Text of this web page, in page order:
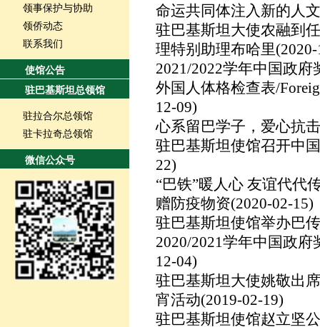
领事保护与协助
领侨动态
联系我们
使馆公告
驻巴基斯坦总领馆
驻拉合尔总领馆
驻卡拉奇总领馆
微信公众号
命运共同体注入新的人
驻巴基斯坦大使农融到
理特别助理布哈里
2021/2022学年中国政
外国人体格检查表/
12-09)
心系留巴学子，爱心抗
驻巴基斯坦使馆召开中
22)
“巴铁”暖人心 友谊代
赠防疫物资(2020-02-15)
驻巴基斯坦使馆举办巴
2020/2021学年中国政
12-04)
驻巴基斯坦大使姚敬出
宵活动(2019-02-19)
驻巴基斯坦使馆赵立坚